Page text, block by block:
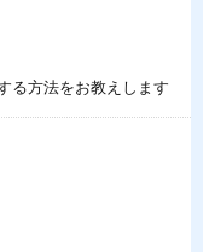
る方法をお教えします